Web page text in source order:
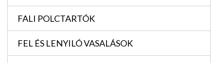
FALI POLCTARTÓK
FEL ÉS LENYILÓ VASALÁSOK